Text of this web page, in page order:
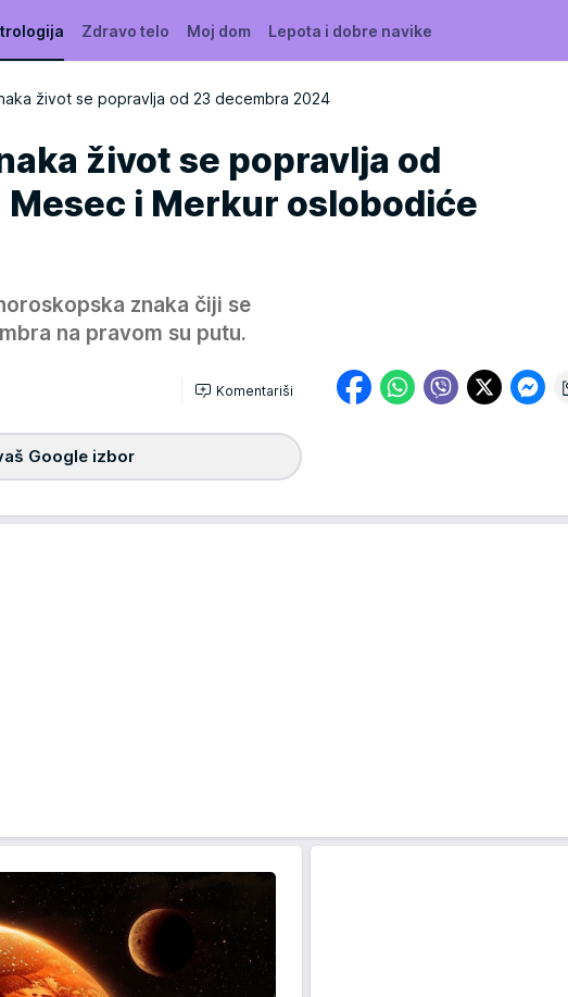
Zdravo telo Moj dom Lepota i dobre navike
život se popravlja od 23 decembra 2024
život se popravlja od
i Merkur oslobodiće
znaka čiji se
na pravom su putu.
Komentariši
Google izbor